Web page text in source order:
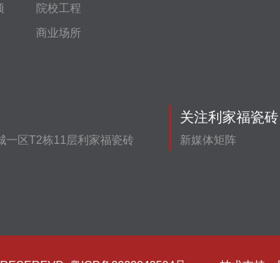
院校工程
商业场所
一区T2栋11层利家福瓷砖
关注利家福瓷砖
新媒体矩阵